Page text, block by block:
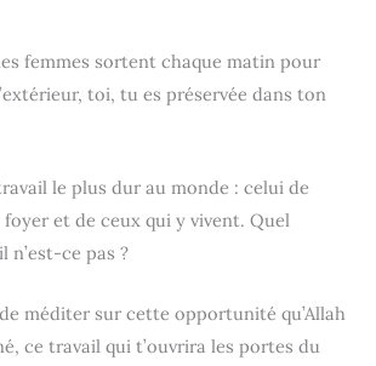
femmes sortent chaque matin pour
toi, tu es préservée dans ton
le plus dur au monde : celui de
foyer et de ceux qui y vivent. Quel
n’est-ce pas ?
méditer sur cette opportunité qu’Allah
ce travail qui t’ouvrira les portes du